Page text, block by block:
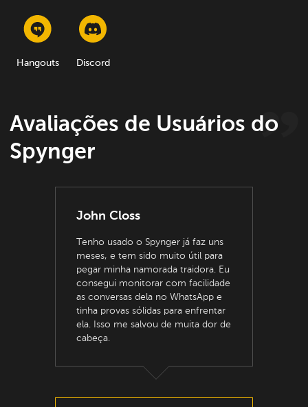
Hangouts Discord
Avaliações de Usuários do
Spynger
John Closs
Tenho usado o Spynger já faz uns
meses, e tem sido muito útil para
pegar minha namorada traidora. Eu
consegui monitorar com facilidade
as conversas dela no WhatsApp e
tinha provas sólidas para enfrentar
ela. Isso me salvou de muita dor de
cabeça.